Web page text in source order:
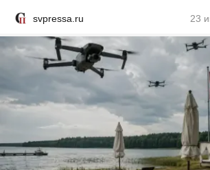
svpressa.ru 23